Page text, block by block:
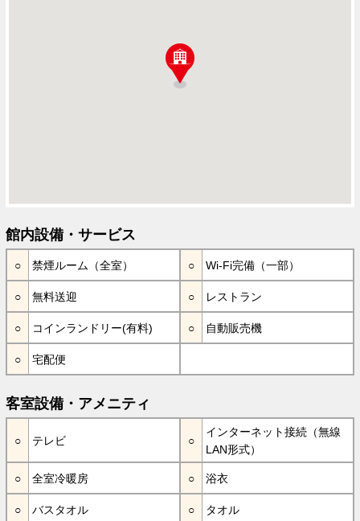
館内設備・サービス
禁煙ルーム（全室） Wi-Fi完備（一部）
無料送迎 レストラン
コインランドリー(有料) 自動販売機
宅配便
客室設備・アメニティ
テレビ
インターネット接続（無線
LAN形式）
全室冷暖房 浴衣
バスタオル タオル